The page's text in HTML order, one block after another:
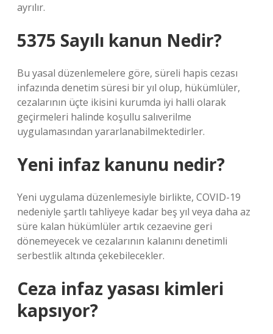
ayrılır.
5375 Sayılı kanun Nedir?
Bu yasal düzenlemelere göre, süreli hapis cezası
infazında denetim süresi bir yıl olup, hükümlüler,
cezalarının üçte ikisini kurumda iyi halli olarak
geçirmeleri halinde koşullu salıverilme
uygulamasından yararlanabilmektedirler.
Yeni infaz kanunu nedir?
Yeni uygulama düzenlemesiyle birlikte, COVID-19
nedeniyle şartlı tahliyeye kadar beş yıl veya daha az
süre kalan hükümlüler artık cezaevine geri
dönemeyecek ve cezalarının kalanını denetimli
serbestlik altında çekebilecekler.
Ceza infaz yasası kimleri
kapsıyor?